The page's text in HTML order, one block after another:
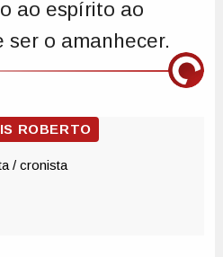
ao espírito ao
ser o amanhecer.